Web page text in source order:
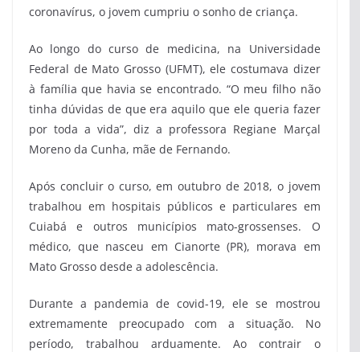
coronavírus, o jovem cumpriu o sonho de criança.
Ao longo do curso de medicina, na Universidade
Federal de Mato Grosso (UFMT), ele costumava dizer
à família que havia se encontrado. “O meu filho não
tinha dúvidas de que era aquilo que ele queria fazer
por toda a vida”, diz a professora Regiane Marçal
Moreno da Cunha, mãe de Fernando.
Após concluir o curso, em outubro de 2018, o jovem
trabalhou em hospitais públicos e particulares em
Cuiabá e outros municípios mato-grossenses. O
médico, que nasceu em Cianorte (PR), morava em
Mato Grosso desde a adolescência.
Durante a pandemia de covid-19, ele se mostrou
extremamente preocupado com a situação. No
período, trabalhou arduamente. Ao contrair o